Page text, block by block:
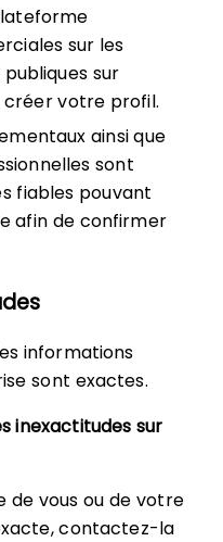
sur les
sur
créer votre profil.
ainsi que
sont
fiables pouvant
afin de confirmer
informations
sont exactes.
inexactitudes sur
de vous ou de votre
contactez-la